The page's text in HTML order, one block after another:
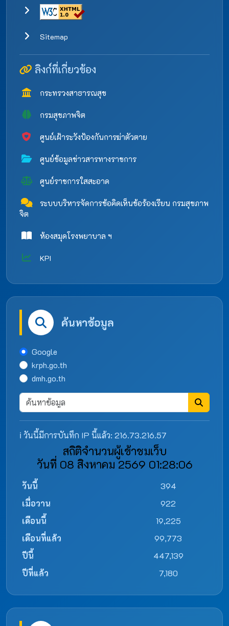
Sitemap
ลิงก์ที่เกี่ยวข้อง
กระทรวงสาธารณสุข
กรมสุขภาพจิต
ศูนย์เฝ้าระวังป้องกันการฆ่าตัวตาย
ศูนย์ข้อมูลข่าวสารทางราชการ
ศูนย์ราชการใสสะอาด
ระบบบริหารจัดการข้อคิดเห็นข้อร้องเรียน กรมสุขภาพ
จิต
ห้องสมุดโรงพยาบาล ฯ
KPI
ค้นหาข้อมูล
Google
krph.go.th
dmh.go.th
ℹ️ วันนี้มีการบันทึก IP นี้แล้ว: 216.73.216.57
สถิติจำนวนผู้เข้าชมเว็บ
วันที่ 08 สิงหาคม 2569 01:28:06
วันนี้
394
เมื่อวาน
922
เดือนนี้
19,225
เดือนที่แล้ว
99,773
ปีนี้
447,139
ปีที่แล้ว
7,180